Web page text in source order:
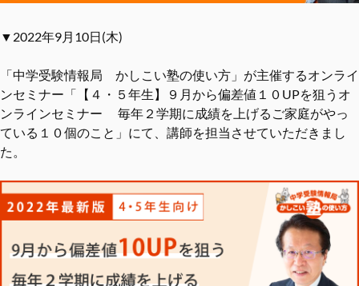
▼2022年9月10日(木)
「中学受験情報局 かしこい塾の使い方」が主催するオンライ
ンセミナー「【４・５年生】９月から偏差値１０UPを狙うオ
ンラインセミナー 毎年２学期に成績を上げるご家庭がやっ
ている１０個のこと」にて、講師を担当させていただきまし
た。